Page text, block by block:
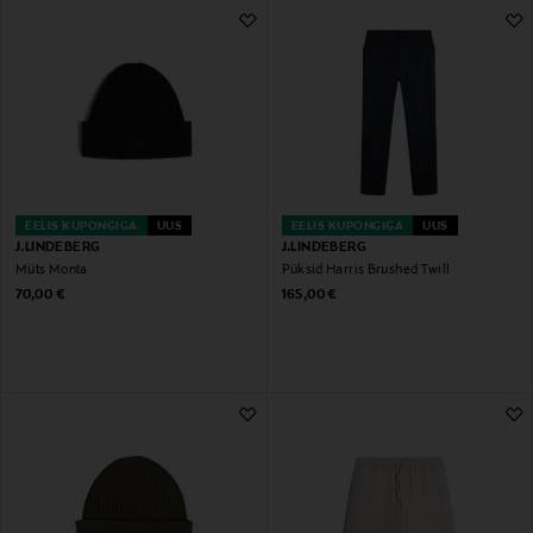
EELIS KUPONGIGA UUS
J.LINDEBERG
Müts Monta
Original Price
70,00 €
EELIS KUPONGIGA UUS
J.LINDEBERG
Püksid Harris Brushed Twill
Original Price
165,00 €